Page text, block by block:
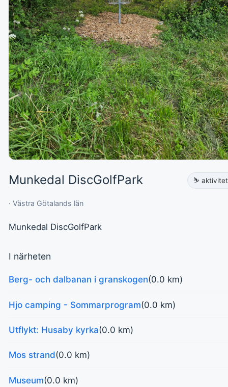
Munkedal DiscGolfPark ⛷️
· Västra Götalands län
Munkedal DiscGolfPark
I närheten
Berg- och dalbanan i granskogen(0.0 km)
Hjo camping - Sommarprogram(0.0 km)
Utflykt: Husaby kyrka(0.0 km)
Mos strand(0.0 km)
Museum(0.0 km)